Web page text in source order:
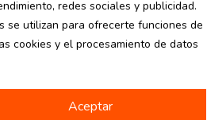
cartón embalaje 1 canal
cm
0.79 €
redes sociales y publicidad.
se utilizan para ofrecerte funciones de
cookies y el procesamiento de datos
Aceptar